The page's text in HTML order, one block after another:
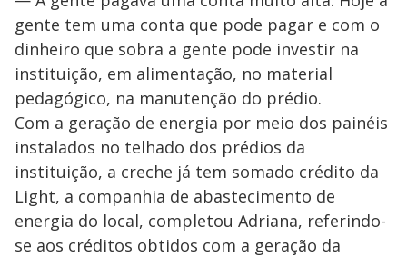
gente tem uma conta que pode pagar e com o
dinheiro que sobra a gente pode investir na
instituição, em alimentação, no material
pedagógico, na manutenção do prédio.
Com a geração de energia por meio dos painéis
instalados no telhado dos prédios da
instituição, a creche já tem somado crédito da
Light, a companhia de abastecimento de
energia do local, completou Adriana, referindo-
se aos créditos obtidos com a geração da